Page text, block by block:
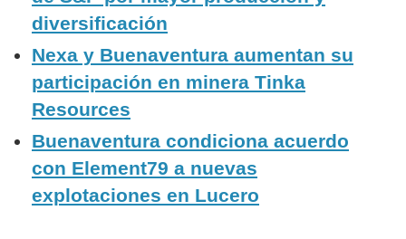
diversificación
Nexa y Buenaventura aumentan su
participación en minera Tinka
Resources
Buenaventura condiciona acuerdo
con Element79 a nuevas
explotaciones en Lucero